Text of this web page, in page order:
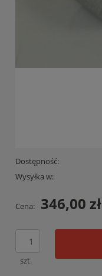
Dostępność:
Wysyłka w:
Cena: 346,00 zł
szt.